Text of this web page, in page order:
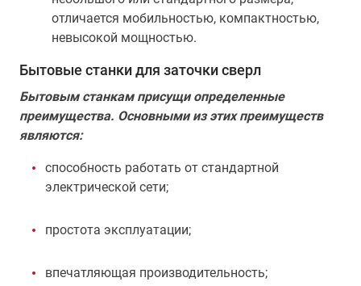
отличается мобильностью, компактностью,
невысокой мощностью.
Бытовые станки для заточки сверл
Бытовым станкам присущи определенные
преимущества. Основными из этих преимуществ
являются:
способность работать от стандартной
электрической сети;
простота эксплуатации;
впечатляющая производительность;